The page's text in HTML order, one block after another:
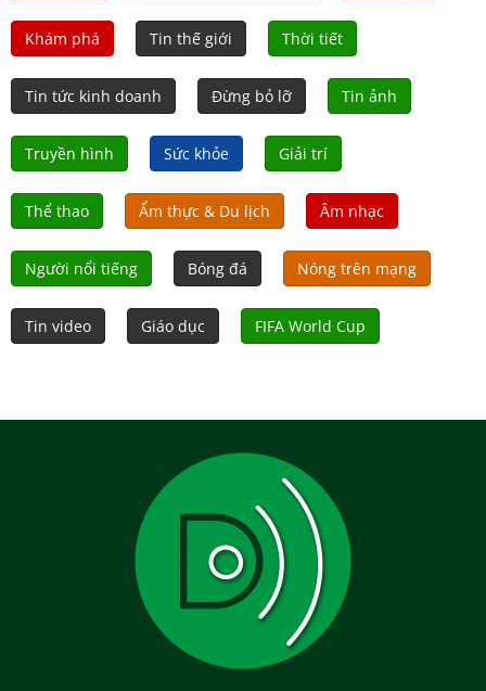
Khám phá Tin thế giới Thời tiết
Tin tức kinh doanh Đừng bỏ lỡ Tin ảnh
Truyền hình Sức khỏe Giải trí
Thể thao Ẩm thực & Du lịch Âm nhạc
Người nổi tiếng Bóng đá Nóng trên mạng
Tin video Giáo dục FIFA World Cup